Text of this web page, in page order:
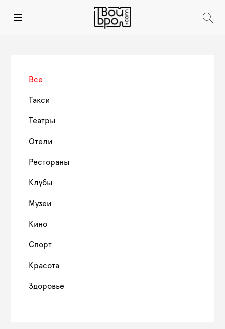
Все
Такси
Театры
Отели
Рестораны
Клубы
Музеи
Кино
Спорт
Красота
Здоровье